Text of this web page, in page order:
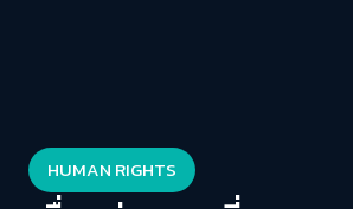
HUMAN RIGHTS